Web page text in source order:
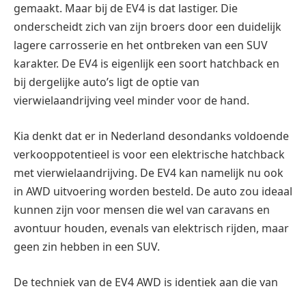
gemaakt. Maar bij de EV4 is dat lastiger. Die
onderscheidt zich van zijn broers door een duidelijk
lagere carrosserie en het ontbreken van een SUV
karakter. De EV4 is eigenlijk een soort hatchback en
bij dergelijke auto’s ligt de optie van
vierwielaandrijving veel minder voor de hand.
Kia denkt dat er in Nederland desondanks voldoende
verkooppotentieel is voor een elektrische hatchback
met vierwielaandrijving. De EV4 kan namelijk nu ook
in AWD uitvoering worden besteld. De auto zou ideaal
kunnen zijn voor mensen die wel van caravans en
avontuur houden, evenals van elektrisch rijden, maar
geen zin hebben in een SUV.
De techniek van de EV4 AWD is identiek aan die van